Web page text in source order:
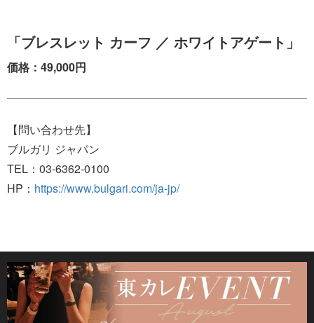
「ブレスレット カーフ ／ ホワイトアゲート」
価格：49,000円
【問い合わせ先】
ブルガリ ジャパン
TEL：03-6362-0100
HP： https://www.bulgari.com/ja-jp/